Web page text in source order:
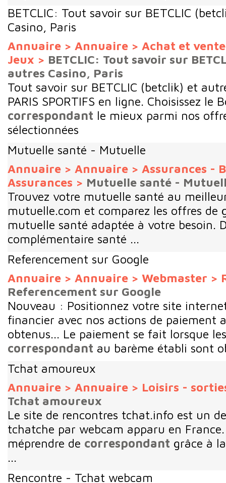
BETCLIC: Tout savoir sur BETCLIC
Casino, Paris
Annuaire > Annuaire > Achat et
Jeux > BETCLIC: Tout savoir sur
autres Casino, Paris
Tout savoir sur BETCLIC (betclik) et
PARIS SPORTIFS en ligne. Choisissez le
correspondant le mieux parmi nos
sélectionnées
Mutuelle santé - Mutuelle
Annuaire > Annuaire > Assurances -
Assurances > Mutuelle santé -
Trouvez votre mutuelle santé au
mutuelle.com et comparez les offres de
mutuelle santé adaptée à votre besoin.
complémentaire santé ...
Referencement sur Google
Annuaire > Annuaire > Webmaster >
Referencement sur Google
Nouveau : Positionnez votre site
financier avec nos actions de paiement
obtenus... Le paiement se fait lorsque
correspondant au barème établi sont
Tchat amoureux
Annuaire > Annuaire > Loisirs -
Tchat amoureux
Le site de rencontres tchat.info est un
tchatche par webcam apparu en
méprendre de correspondant grâce à
...
Rencontre - Tchat webcam